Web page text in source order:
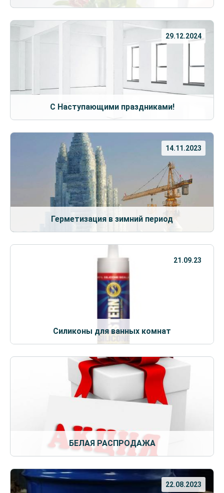
29.12.2024
С Наступающими праздниками!
14.11.2023
Герметизация в зимний период
21.09.23
Силиконы для ванных комнат
БЕЛАЯ РАСПРОДАЖА
22.08.2023